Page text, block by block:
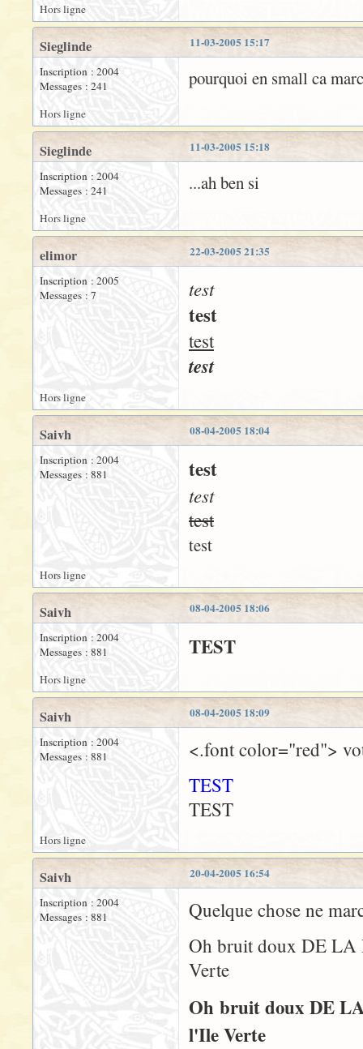
Hors ligne
11-03-2005 15:17
Sieglinde
Inscription : 2004
Messages : 241
pourquoi en small ca
Hors ligne
11-03-2005 15:18
Sieglinde
Inscription : 2004
Messages : 241
...ah ben si
Hors ligne
22-03-2005 21:35
elimor
Inscription : 2005
Messages : 7
test
test
test
test
Hors ligne
08-04-2005 18:04
Saivh
Inscription : 2004
Messages : 881
test
test
test
test
Hors ligne
08-04-2005 18:06
Saivh
Inscription : 2004
Messages : 881
TEST
Hors ligne
08-04-2005 18:09
Saivh
Inscription : 2004
Messages : 881
<.font color="red">
TEST
TEST
Hors ligne
20-04-2005 16:54
Saivh
Inscription : 2004
Messages : 881
Quelque chose ne
Oh bruit doux DE LA
Verte
Oh bruit doux DE
l'Ile Verte